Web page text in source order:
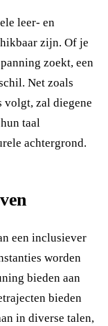
leer- en
zijn. Of je
zoekt, een
Net zoals
volgt, zal diegene
taal
achtergrond.
een inclusiever
worden
bieden aan
bieden
in diverse talen,